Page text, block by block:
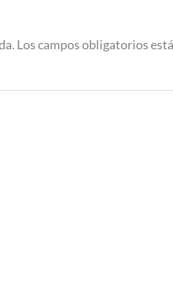
Los campos obligatorios